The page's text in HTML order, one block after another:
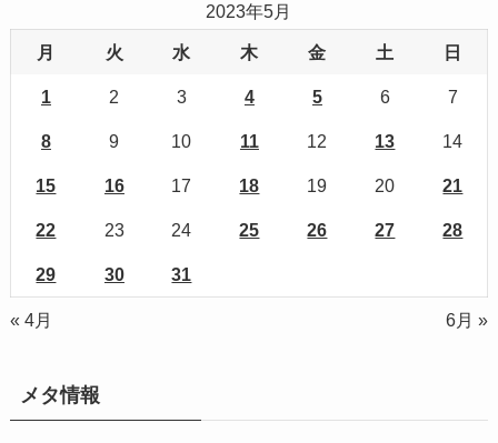
2023年5月
月 火 水 木 金 土 日
1 2 3 4 5 6 7
8 9 10 11 12 13 14
15 16 17 18 19 20 21
22 23 24 25 26 27 28
29 30 31
« 4月 6月 »
メタ情報